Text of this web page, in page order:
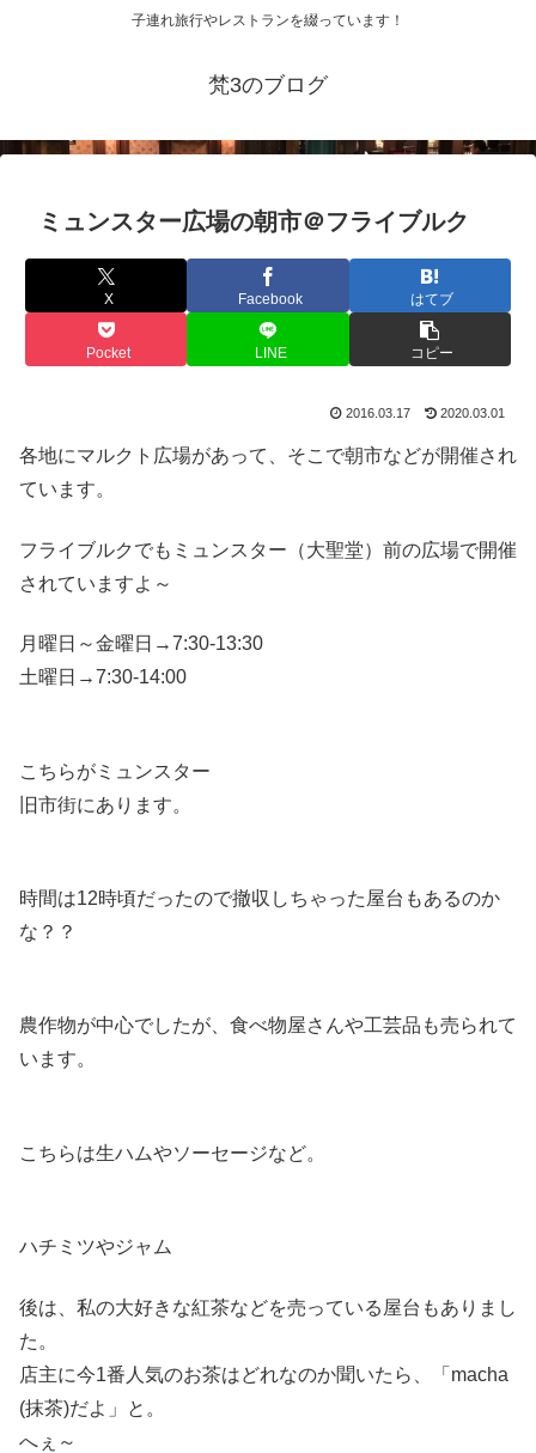
子連れ旅行やレストランを綴っています！
梵3のブログ
ミュンスター広場の朝市＠フライブルク
X Facebook はてブ
Pocket LINE コピー
2016.03.17 2020.03.01
各地にマルクト広場があって、そこで朝市などが開催され
ています。
フライブルクでもミュンスター（大聖堂）前の広場で開催
されていますよ～
月曜日～金曜日→7:30-13:30
土曜日→7:30-14:00
こちらがミュンスター
旧市街にあります。
時間は12時頃だったので撤収しちゃった屋台もあるのか
な？？
農作物が中心でしたが、食べ物屋さんや工芸品も売られて
います。
こちらは生ハムやソーセージなど。
ハチミツやジャム
後は、私の大好きな紅茶などを売っている屋台もありまし
た。
店主に今1番人気のお茶はどれなのか聞いたら、「macha
(抹茶)だよ」と。
へぇ～